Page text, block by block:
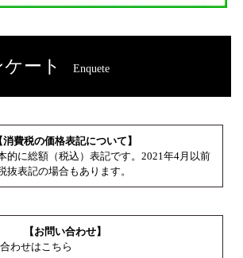
ート Enquete
消費税の価格表記について】
的に総額（税込）表記です。2021年4月以前
抜表記の場合もあります。
【お問い合わせ】
わせはこちら